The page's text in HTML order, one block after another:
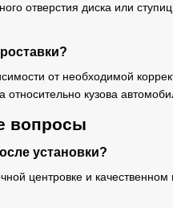
отверстия диска или
от необходимой
кузова
вопросы
установки?
центровке и